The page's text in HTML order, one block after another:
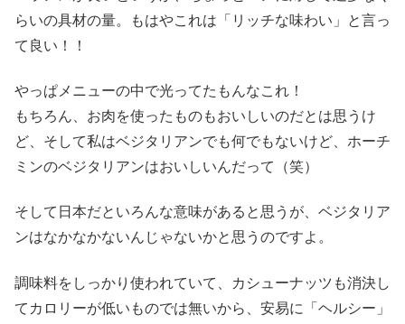
らいの具材の量。もはやこれは「リッチな味わい」と言っ
て良い！！
やっぱメニューの中で光ってたもんなこれ！
もちろん、お肉を使ったものもおいしいのだとは思うけ
ど、そして私はベジタリアンでも何でもないけど、ホーチ
ミンのベジタリアンはおいしいんだって（笑）
そして日本だといろんな意味があると思うが、ベジタリア
ンはなかなかないんじゃないかと思うのですよ。
調味料をしっかり使われていて、カシューナッツも消決し
てカロリーが低いものでは無いから、安易に「ヘルシー」